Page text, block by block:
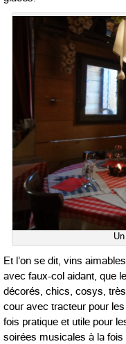
Et l’on se dit, vins
avec faux-col aidant, que
décorés, chics, cosys,
cour avec tracteur pour
fois pratique et utile pour
soirées musicales à la